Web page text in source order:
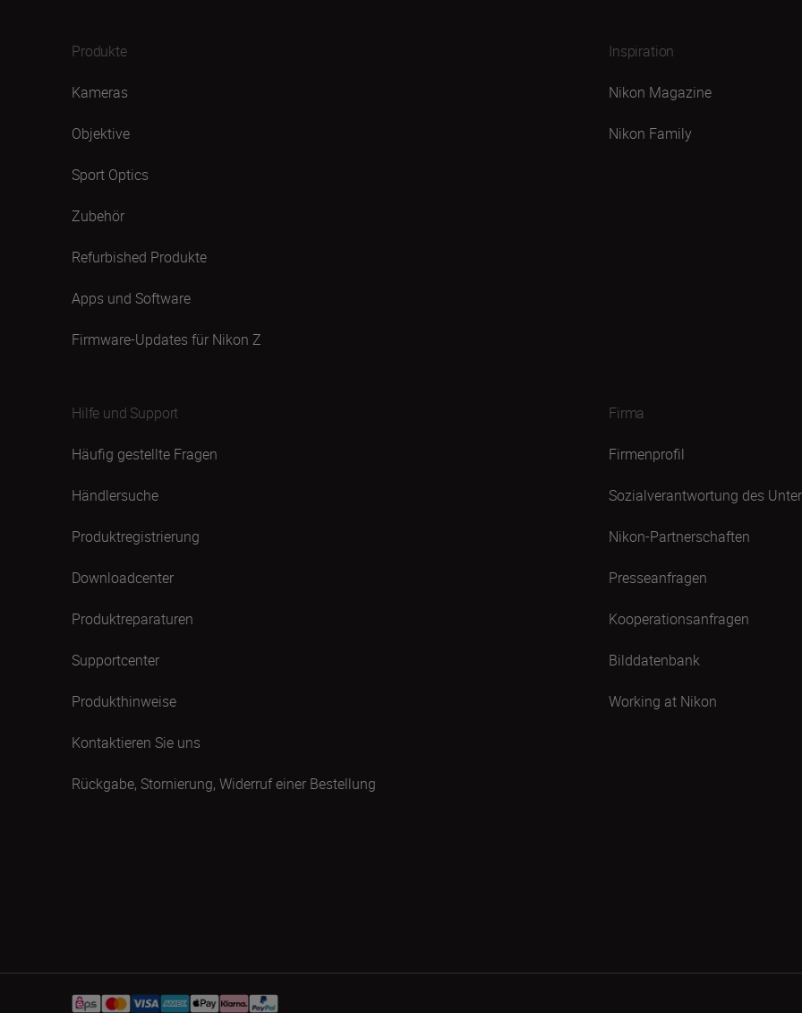
Produkte
Kameras
Objektive
Sport Optics
Zubehör
Refurbished Produkte
Apps und Software
Firmware-Updates für Nikon Z
Inspiration
Nikon Magazine
Nikon Family
Hilfe und Support
Häufig gestellte Fragen
Händlersuche
Produktregistrierung
Downloadcenter
Produktreparaturen
Supportcenter
Produkthinweise
Kontaktieren Sie uns
Rückgabe, Stornierung, Widerruf einer Bestellung
Firma
Firmenprofil
Sozialverantwortung des
Nikon-Partnerschaften
Presseanfragen
Kooperationsanfragen
Bilddatenbank
Working at Nikon